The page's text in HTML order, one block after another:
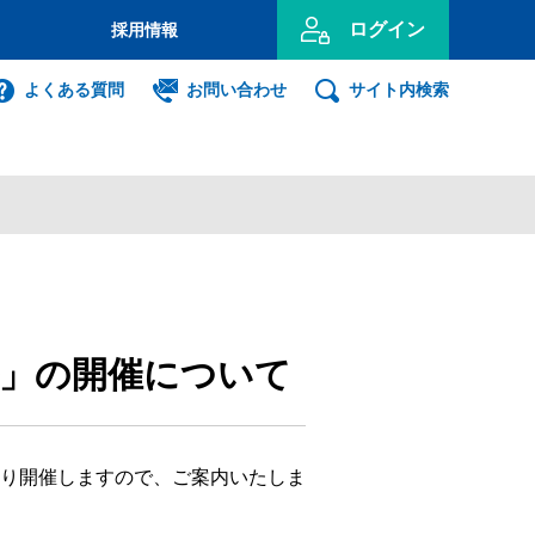
採用情報 ログイン
客さま
投資信託
ング利用者ログオン
ID・暗証番号方式
利用者ログオンについて
よくある質問 お問い合わせ サイト内検索
の開催について
開催しますので、ご案内いたしま